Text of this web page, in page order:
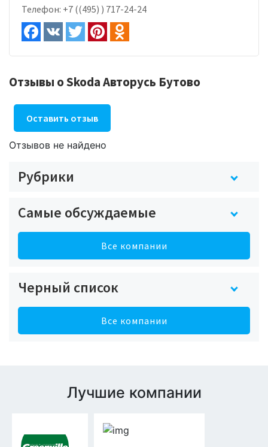
Телефон: +7 ((495) ) 717-24-24
Отзывы о Skoda Авторусь Бутово
Оставить отзыв
Отзывов не найдено
Рубрики
Самые обсуждаемые
Все компании
Черный список
Все компании
Лучшие компании